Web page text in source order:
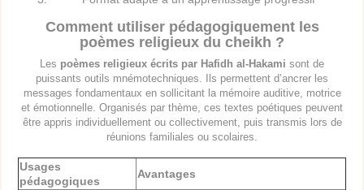
Comment utiliser pédagogiquement les
poèmes religieux du cheikh ?
Les poèmes religieux écrits par Hafidh al-Hakami sont de
puissants outils mnémotechniques. Ils permettent d’ancrer les
messages fondamentaux en sollicitant la mémoire auditive, motrice
et émotionnelle. Organisés par thème, ces textes poétiques peuvent
être appris individuellement ou collectivement, puis transmis lors de
réunions familiales ou scolaires.
Usages
pédagogiques
Avantages